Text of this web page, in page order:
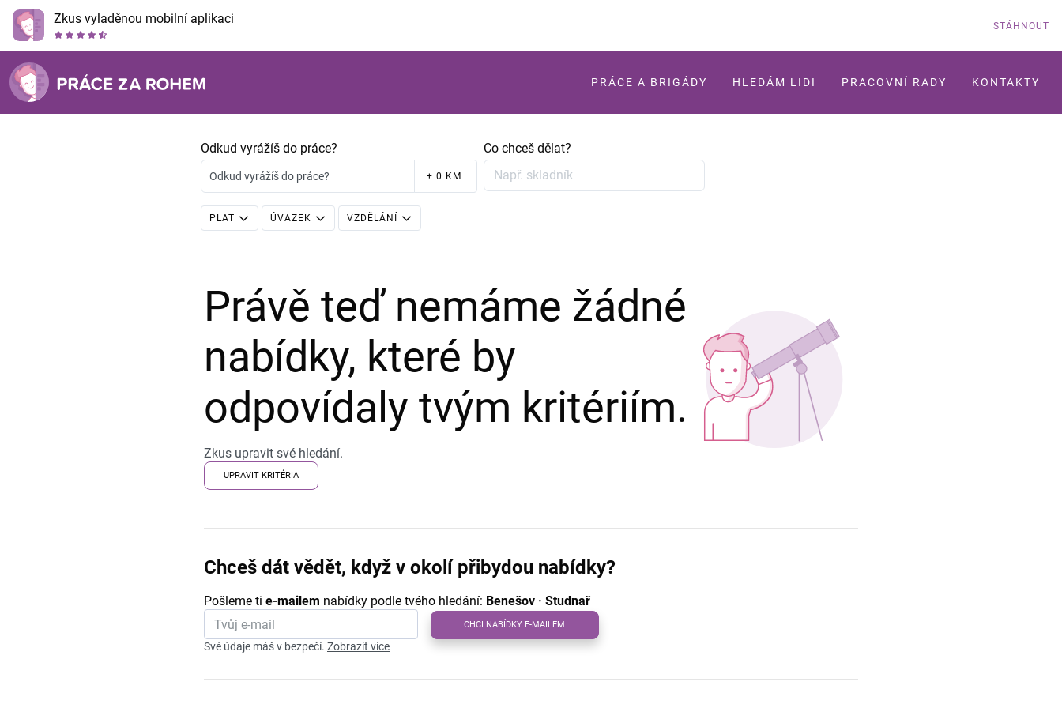
Zkus vyladěnou mobilní aplikaci STÁHNOUT
PRÁCE A BRIGÁDY HLEDÁM LIDI PRACOVNÍ RADY KONTAKTY
Odkud vyrážíš do práce?
Odkud vyrážíš do práce? + 0 KM
Co chceš dělat?
PLAT ÚVAZEK VZDĚLÁNÍ
Právě teď nemáme žádné
nabídky, které by
odpovídaly tvým kritériím.
Zkus upravit své hledání.
UPRAVIT KRITÉRIA
Chceš dát vědět, když v okolí přibydou nabídky?
Pošleme ti e-mailem nabídky podle tvého hledání: Benešov · Studnař
CHCI NABÍDKY E-MAILEM
Své údaje máš v bezpečí. Zobrazit více